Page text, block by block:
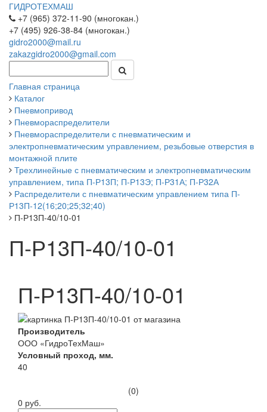
ГИДРОТЕХМАШ
+7 (965) 372-11-90 (многокан.)
+7 (495) 926-38-84 (многокан.)
gidro2000@mail.ru
zakazgidro2000@gmail.com
Главная страница
Каталог
Пневмопривод
Пневмораспределители
Пневмораспределители с пневматическим и
электропневматическим управлением, резьбовые отверстия в
монтажной плите
Трехлинейные с пневматическим и электропневматическим
управлением, типа П-Р13П; П-Р13Э; П-Р31А; П-Р32А
Распределители с пневматическим управлением типа П-
Р13П-12(16;20;25;32;40)
П-Р13П-40/10-01
П-Р13П-40/10-01
П-Р13П-40/10-01
Производитель
ООО «ГидроТехМаш»
Условный проход, мм.
40
(0)
0 руб.